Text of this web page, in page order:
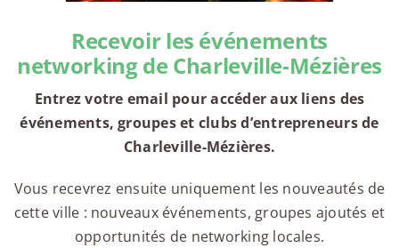
Recevoir les événements
networking de Charleville-Mézières
Entrez votre email pour accéder aux liens des
événements, groupes et clubs d’entrepreneurs de
Charleville-Mézières.
Vous recevrez ensuite uniquement les nouveautés de
cette ville : nouveaux événements, groupes ajoutés et
opportunités de networking locales.